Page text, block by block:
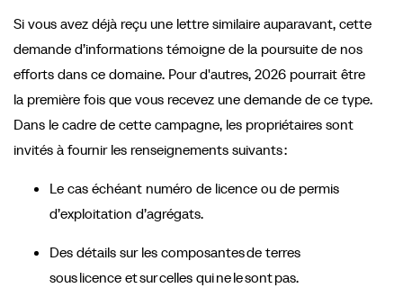
Si vous avez déjà reçu une lettre similaire auparavant, cette
demande d’informations témoigne de la poursuite de nos
efforts dans ce domaine. Pour d'autres, 2026 pourrait être
la première fois que vous recevez une demande de ce type.
Dans le cadre de cette campagne, les propriétaires sont
invités à fournir les renseignements suivants :
Le cas échéant numéro de licence ou de permis
d’exploitation d’agrégats.
Des détails sur les composantes de terres
sous licence et sur celles qui ne le sont pas.